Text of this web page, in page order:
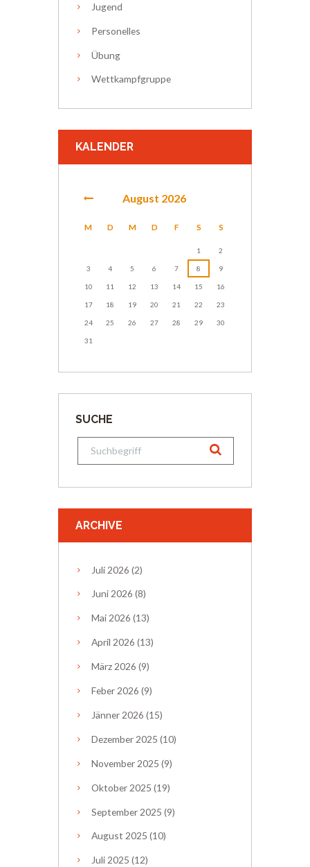
Jugend
Personelles
Übung
Wettkampfgruppe
KALENDER
August 2026
M D M D F S S
1 2
3 4 5 6 7 8 9
10 11 12 13 14 15 16
17 18 19 20 21 22 23
24 25 26 27 28 29 30
31
SUCHE
ARCHIVE
Juli 2026 (2)
Juni2026 (8)
Mai 2026 (13)
April 2026 (13)
März 2026 (9)
Feber 2026 (9)
Jänner 2026 (15)
Dezember 2025 (10)
November 2025 (9)
Oktober 2025 (19)
September 2025 (9)
August 2025 (10)
Juli 2025 (12)